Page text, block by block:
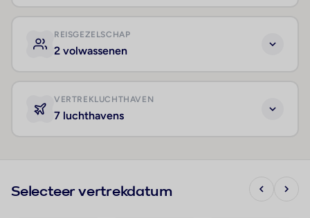
REISGEZELSCHAP
2 volwassenen
VERTREKLUCHTHAVEN
7 luchthavens
Selecteer vertrekdatum